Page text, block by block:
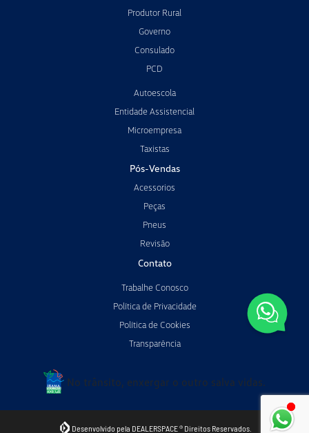
Produtor Rural
Governo
Consulado
PCD
Autoescola
Entidade Assistencial
Microempresa
Taxistas
Pós-Vendas
Acessorios
Peças
Pneus
Revisão
Contato
Trabalhe Conosco
Política de Privacidade
Política de Cookies
Transparência
No trânsito, enxergar o outro salva vidas.
Desenvolvido pela DEALERSPACE ® Direitos Reservados.